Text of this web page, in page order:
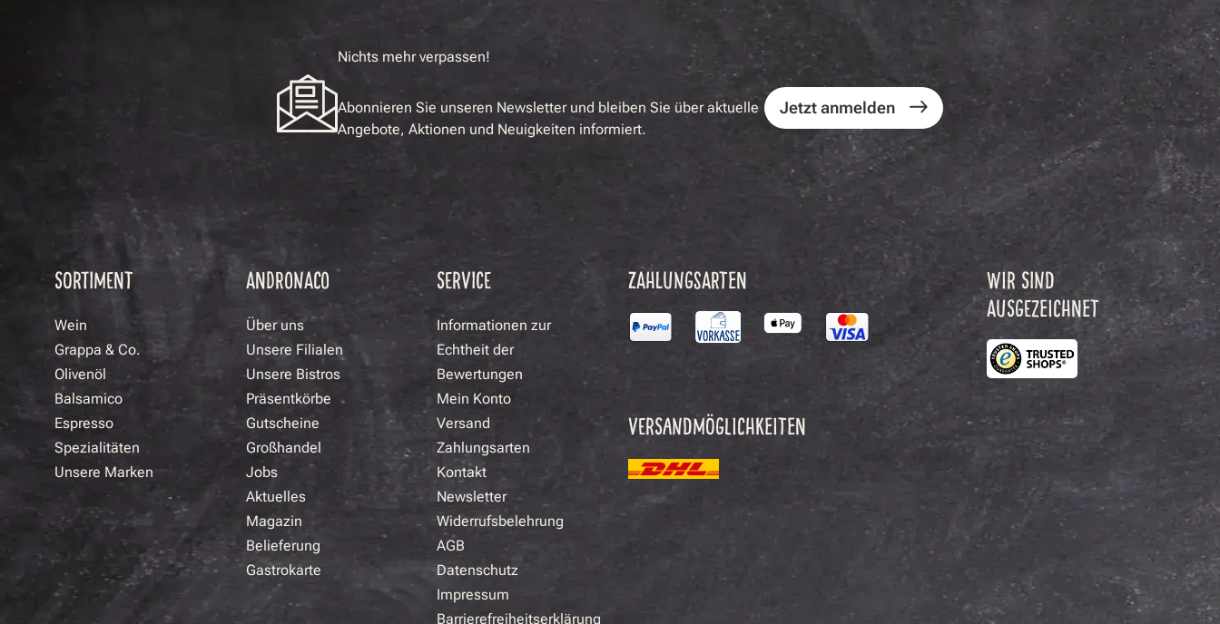
Nichts mehr verpassen!
Abonnieren Sie unseren Newsletter und bleiben Sie über aktuelle
Angebote, Aktionen und Neuigkeiten informiert.
Jetzt anmelden
SORTIMENT
Wein
Grappa & Co.
Olivenöl
Balsamico
Espresso
Spezialitäten
Unsere Marken
ANDRONACO
Über uns
Unsere Filialen
Unsere Bistros
Präsentkörbe
Gutscheine
Großhandel
Jobs
Aktuelles
Magazin
Belieferung
Gastrokarte
SERVICE
Informationen zur
Echtheit der
Bewertungen
Mein Konto
Versand
Zahlungsarten
Kontakt
Newsletter
Widerrufsbelehrung
AGB
Datenschutz
Impressum
Barrierefreiheitserklärung
ZAHLUNGSARTEN
VERSANDMÖGLICHKEITEN
WIR SIND
AUSGEZEICHNET